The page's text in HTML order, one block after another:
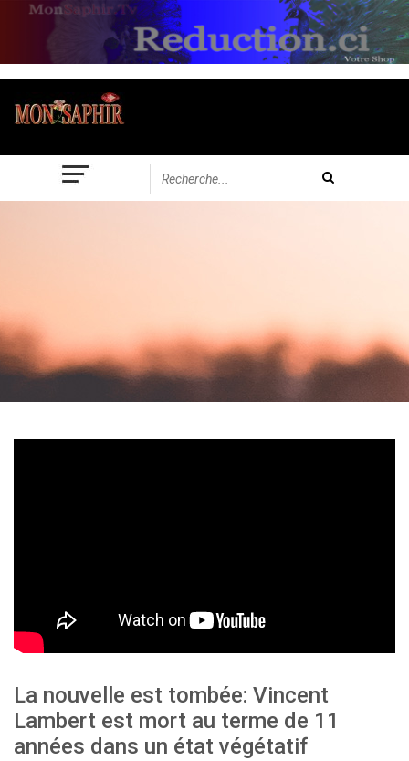
La nouvelle est tombée: Vincent
Lambert est mort au terme de 11
années dans un état végétatif